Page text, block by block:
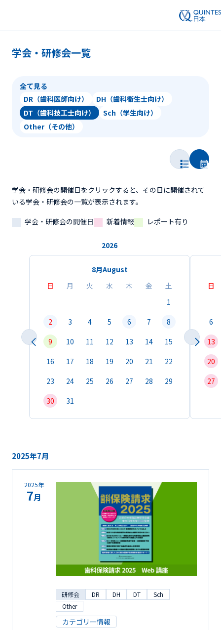
学会・研修会一覧
全て見る
DR（歯科医師向け）
DH（歯科衛生士向け）
DT（歯科技工士向け）
Sch（学生向け）
Other（その他）
学会・研修会の開催日をクリックすると、その日に開催されて
いる学会・研修会の一覧が表示されます。
学会・研修会の開催日
新着情報 レポート有り
2026
8月August
日
月 火 水 木 金
土
1
2
3 4 5 6 7
8
9
10 11 12 13 14
15
16
17 18 19 20 21
22
23
24 25 26 27 28
29
30
31
日
6
13
20
27
2025年7月
2025年
7月
研修会 DR DH DT
Sch
Other
カテゴリー情報